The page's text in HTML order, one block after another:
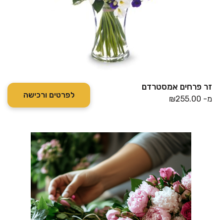
זר פרחים אמסטרדם
מ- ₪255.00 לפרטים ורכישה